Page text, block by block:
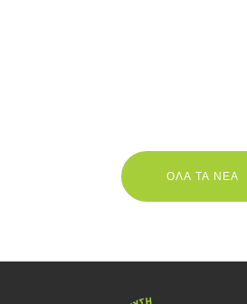
ΟΛΑ ΤΑ ΝΕΑ